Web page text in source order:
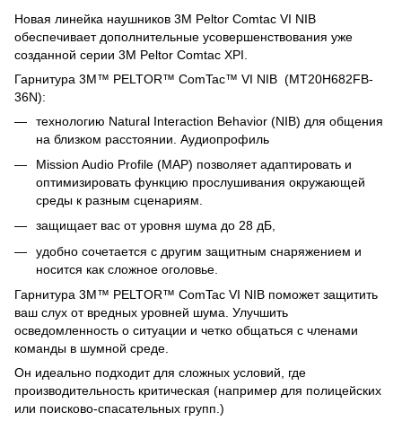
Новая линейка наушников 3M Peltor Comtac VI NIB
обеспечивает дополнительные усовершенствования уже
созданной серии 3M Peltor Comtac XPI.
Гарнитура 3M™ PELTOR™ ComTac™ VI NIB (MT20H682FB-
36N):
технологию Natural Interaction Behavior (NIB) для общения
на близком расстоянии. Аудиопрофиль
Mission Audio Profile (MAP) позволяет адаптировать и
оптимизировать функцию прослушивания окружающей
среды к разным сценариям.
защищает вас от уровня шума до 28 дБ,
удобно сочетается с другим защитным снаряжением и
носится как сложное оголовье.
Гарнитура 3M™ PELTOR™ ComTac VI NIB поможет защитить
ваш слух от вредных уровней шума. Улучшить
осведомленность о ситуации и четко общаться с членами
команды в шумной среде.
Он идеально подходит для сложных условий, где
производительность критическая (например для полицейских
или поисково-спасательных групп.)